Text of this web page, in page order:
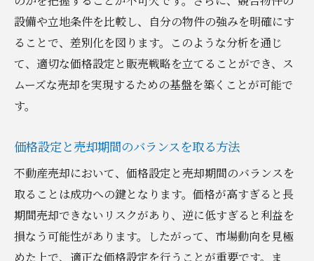
設備や立地条件を比較し、自分の物件の強みを明確にす
ることで、差別化を図ります。このような分析を通じ
て、適切な価格設定と販売戦略を立てることができ、ス
ムーズな売却を実現するための基盤を築くことが可能で
す。
価格設定と売却期間のバランスを取る方法
不動産売却において、価格設定と売却期間のバランスを
取ることは成功への鍵となります。価格が高すぎると長
期間売却できないリスクがあり、逆に低すぎると利益を
損なう可能性があります。したがって、市場動向を見極
めた上で、適正な価格設定を行うことが重要です。ま